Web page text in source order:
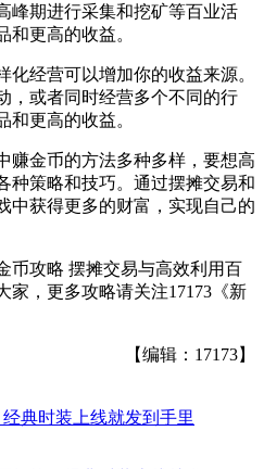
峰期进行采集和挖矿等百业活
和更高的收益。
经营可以增加你的收益来源。
，或者同时经营多个不同的行
和更高的收益。
赚金币的方法多种多样，要想高
种策略和技巧。通过摆摊交易和
中获得更多的财富，实现自己的
币攻略 摆摊交易与高效利用百
家，更多攻略请关注17173《新
【编辑：17173】
典时装上线就发到手里